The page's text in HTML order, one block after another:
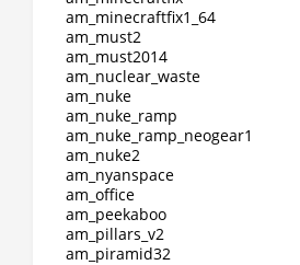
am_minecraftfix1_64
am_must2
am_must2014
am_nuclear_waste
am_nuke
am_nuke_ramp
am_nuke_ramp_neogear1
am_nuke2
am_nyanspace
am_office
am_peekaboo
am_pillars_v2
am_piramid32